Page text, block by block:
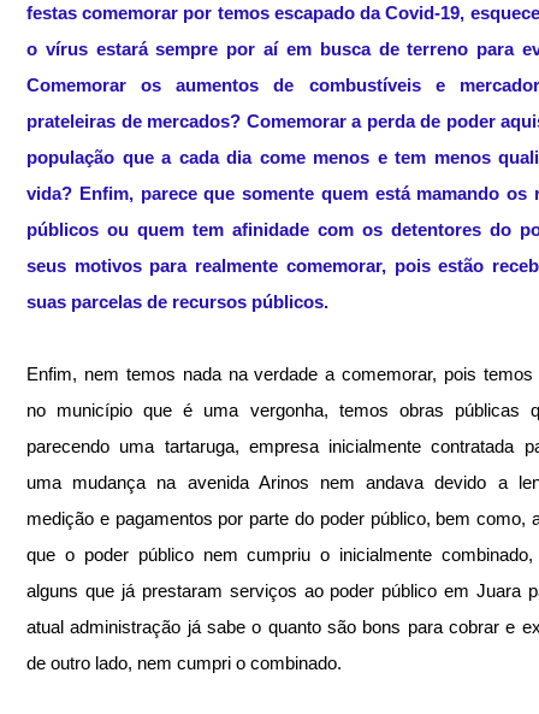
festas comemorar por temos escapado da Covid-19,
o vírus estará sempre por aí em busca de terreno para
Comemorar os aumentos de combustíveis e
prateleiras de mercados? Comemorar a perda de poder
população que a cada dia come menos e tem menos
vida? Enfim, parece que somente quem está mamando os
públicos ou quem tem afinidade com os detentores do
seus motivos para realmente comemorar, pois estão
suas parcelas de recursos públicos.
Enfim, nem temos nada na verdade a comemorar, pois temos
no município que é uma vergonha, temos obras públicas
parecendo uma tartaruga, empresa inicialmente contratada
uma mudança na avenida Arinos nem andava devido a
medição e pagamentos por parte do poder público, bem como,
que o poder público nem cumpriu o inicialmente
alguns que já prestaram serviços ao poder público em Juara
atual administração já sabe o quanto são bons para cobrar e
de outro lado, nem cumpri o combinado.